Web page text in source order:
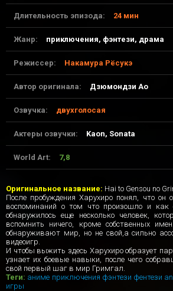
Длительность эпизода: 24 мин
Жанр: приключения, фэнтези, драма
Режиссер: Накамура Рёсукэ
Автор оригинала: Дзюмондзи Ао
Озвучка: двухголосая
Актеры озвучки: Kaon, Sonata
World Art:
7,8
Оригинальное название: Hai to Gensou no
После пробуждения Харухиро понял, что он
воспоминаний о том что произошло и
обнаружилось еще несколько человек,
вспомнить ничего, кроме собственных
обнаруживают мир, но не свой,а сильно
видеоигр.
И чтобы выжить здесь Харухиро образует
узнает их боевые навыки, после чего
свой первый шаг в мир Гримгал.
Теги: аниме приключения фэнтези фентези
игры